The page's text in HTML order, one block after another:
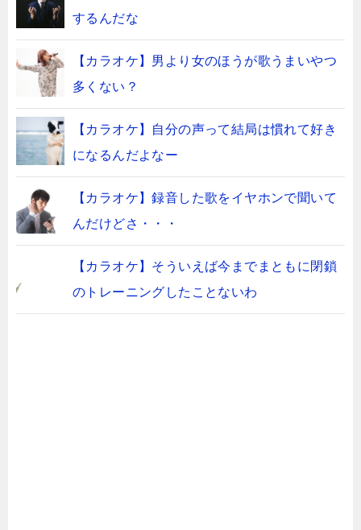
するんだな
【カラオケ】男より女のほうが歌うまいやつ
多くない？
【カラオケ】自分の声って結局は慣れて好き
になるんだよなー
【カラオケ】録音した歌をイヤホンで聞いて
んだけどさ・・・
【カラオケ】そういえば今までまともに閉鎖
のトレーニングしたことないわ